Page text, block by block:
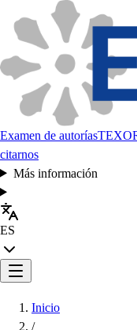
Examen de autorías
citarnos
Más información
ES
Inicio
/